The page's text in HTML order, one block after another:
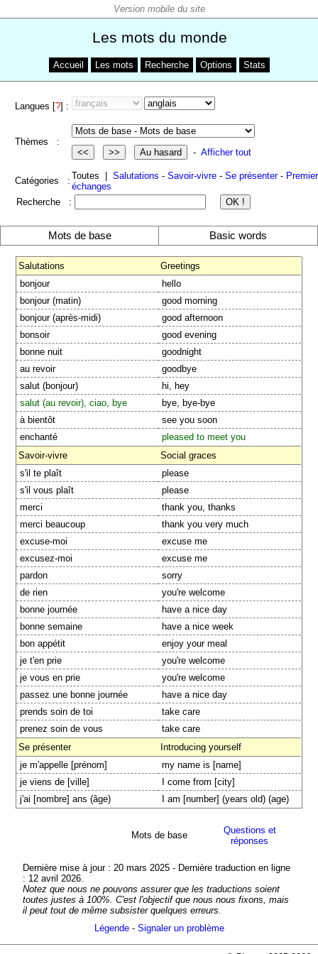
Les mots du monde
Accueil Les mots Recherche Options Stats
Langues [?] :
Thèmes :
- Afficher tout
Catégories : Toutes | Salutations - Savoir-vivre - Se présenter-
échanges
Recherche :
Mots de base Basic words
Salutations
Greetings
bonjour
hello
bonjour (matin)
good morning
bonjour (après-midi)
good afternoon
bonsoir
good evening
bonne nuit
goodnight
au revoir
goodbye
salut (bonjour)
hi, hey
salut (au revoir), ciao, bye
bye, bye-bye
à bientôt
see you soon
enchanté
pleased to meet you
Savoir-vivre
Social graces
s'il te plaît
please
s'il vous plaît
please
merci
thank you, thanks
merci beaucoup
thank you very much
excuse-moi
excuse me
excusez-moi
excuse me
pardon
sorry
de rien
you're welcome
bonne journée
have a nice day
bonne semaine
have a nice week
bon appétit
enjoy your meal
je t'en prie
you're welcome
je vous en prie
you're welcome
passez une bonne journée
have a nice day
prends soin de toi
take care
prenez soin de vous
take care
Se présenter
Introducing yourself
je m'appelle [prénom]
my name is [name]
je viens de [ville]
I come from [city]
j'ai [nombre] ans (âge)
I am [number] (years old) (age)
Mots de base
Questions et
réponses
Dernière mise à jour : 20 mars 2025 - Dernière traduction en ligne
: 12 avril 2026.
Notez que nous ne pouvons assurer que les traductions soient
toutes justes à 100%. C'est l'objectif que nous nous fixons, mais
il peut tout de même subsister quelques erreurs.
Légende- Signaler un problème